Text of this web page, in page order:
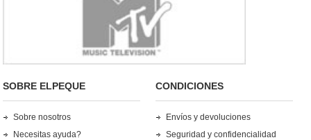
SOBRE ELPEQUE
Sobre nosotros
Necesitas ayuda?
CONDICIONES
Envíos y devoluciones
Seguridad y confidencialidad